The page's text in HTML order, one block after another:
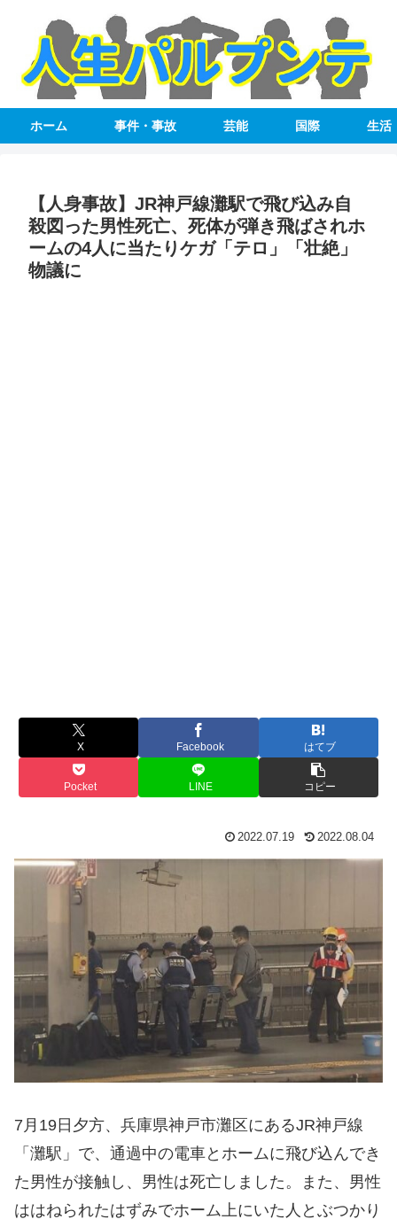
ホーム 事件・事故 芸能 国際 生活
【人身事故】JR神戸線灘駅で飛び込み自
殺図った男性死亡、死体が弾き飛ばされホ
ームの4人に当たりケガ「テロ」「壮絶」
物議に
X Facebook はてブ
Pocket LINE コピー
2022.07.19 2022.08.04
7月19日夕方、兵庫県神戸市灘区にあるJR神戸線
「灘駅」で、通過中の電車とホームに飛び込んでき
た男性が接触し、男性は死亡しました。また、男性
ははねられたはずみでホーム上にいた人とぶつかり